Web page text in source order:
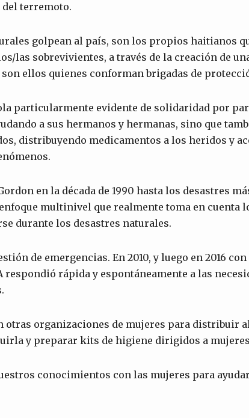
terremoto.
golpean al país, son los propios haitianos
las sobrevivientes, a través de la creación de
ellos quienes conforman brigadas de
particularmente evidente de solidaridad por
a sus hermanos y hermanas, sino que
distribuyendo medicamentos a los heridos y
en la década de 1990 hasta los desastres
multinivel que realmente toma en cuenta
durante los desastres naturales.
de emergencias. En 2010, y luego en 2016
respondió rápida y espontáneamente a las
otras organizaciones de mujeres para distribuir
y preparar kits de higiene dirigidos a
conocimientos con las mujeres para